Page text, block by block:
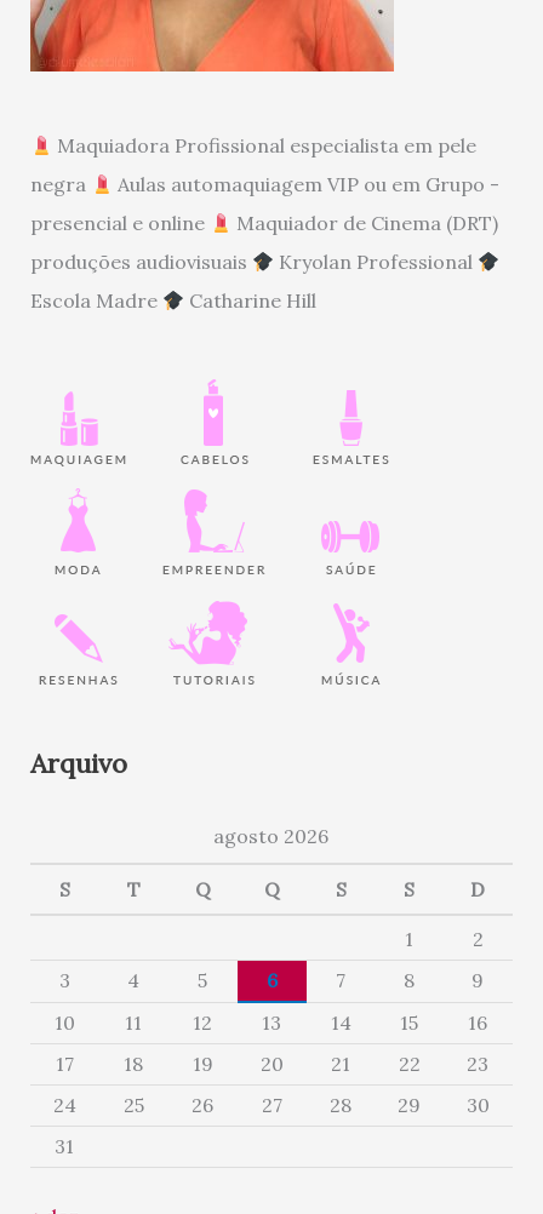
Maquiadora Profissional especialista em pele
negra
Aulas automaquiagem VIP ou em Grupo -
presencial e online
Maquiador de Cinema (DRT)
produções audiovisuais
Kryolan Professional
Escola Madre
Catharine Hill
Arquivo
agosto 2026
S T Q Q S S D
1
2
3
4 5 6 7 8
9
10
11 12 13 14 15
16
17
18 19 20 21 22
23
24
25 26 27 28 29
30
31